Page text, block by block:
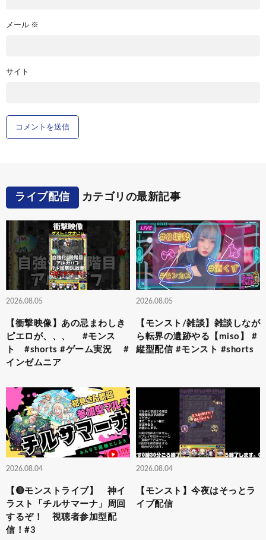
メール ※
サイト
ライブ配信 カテゴリの最新記事
2026.08.05
【衝撃映像】あの忌まわしき
ピエロが、、、 #モンス
ト #shorts #ゲーム実況 #
インゼムニア
2026.08.05
【モンスト/雑談】雑談しなが
ら転界の遺跡やる【miso】 #
縦型配信 #モンスト #shorts
2026.08.04
【🔴モンストライブ】 神イ
ラスト「チルサマーナ」周回
するぞ！ 視聴者参加型配
信！#3
2026.08.04
【モンスト】今夜はそっとラ
イブ配信